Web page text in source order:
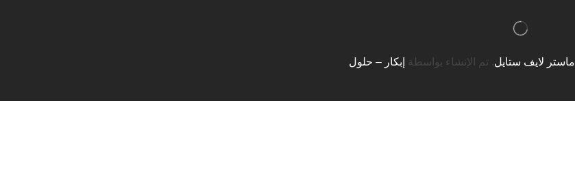
ماستر لايف ستايل. تم الإنشاء بواسطة إبكار – حلول